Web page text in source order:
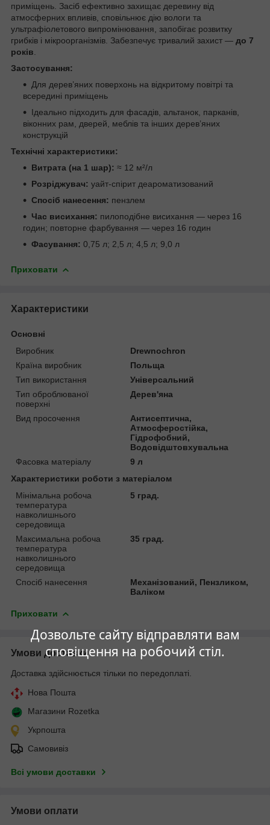
Дозвольте сайту відправляти вам
сповіщення на робочий стіл.
приміщень. Засіб ефективно захищає деревину від
атмосферних впливів, сповільнює дію вологи та
ультрафіолетового випромінювання, запобігає розвитку
грибків і мікроорганізмів. Забезпечує тривалий захист — до 7
років
Застосування:
Для дерев’яних поверхонь на відкритому повітрі та
всередині приміщень
Ідеально підходить для фасадів, альтанок, парканів,
віконних рам, дверей, меблів та інших дерев’яних
конструкцій
Технічні характеристики:
Витрата (на 1 шар): ≈ 12 м²/л
Розріджувач: уайт-спірит деароматизований
Спосіб нанесення: пензлем
Час висихання: пилоподібне висихання — через 16
годин; повторне фарбування — через 16 годин
Фасування: 0,75 л; 2,5 л; 4,5 л; 9,0 л
Приховати
Характеристики
Основні
Виробник
Drewnochron
Країна виробник
Польща
Тип використання
Універсальний
Тип оброблюваної
поверхні
Дерев'яна
Вид просочення
Антисептична,
Атмосферостійка,
Гідрофобний,
Водовідштовхувальна
Фасовка матеріалу
9 л
Характеристики роботи з матеріалом
Мінімальна робоча
температура
навколишнього
середовища
5 град.
Максимальна робоча
температура
навколишнього
середовища
35 град.
Спосіб нанесення
Механізований, Пензликом,
Валіком
Приховати
Умови доставки
Доставка здійснюється тільки по передоплаті.
Нова Пошта
Магазини Rozetka
Укрпошта
Самовивіз
Всі умови доставки
Умови оплати